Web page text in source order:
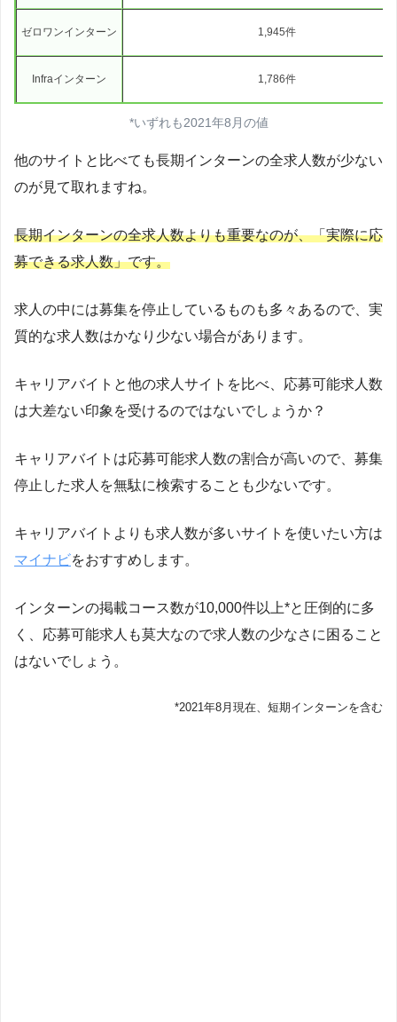
ゼロワンインターン 1,945件
Infraインターン 1,786件
*いずれも2021年8月の値
他のサイトと比べても長期インターンの全求人数が少ない
のが見て取れますね。
長期インターンの全求人数よりも重要なのが、「実際に応
募できる求人数」です。
求人の中には募集を停止しているものも多々あるので、実
質的な求人数はかなり少ない場合があります。
キャリアバイトと他の求人サイトを比べ、応募可能求人数
は大差ない印象を受けるのではないでしょうか？
キャリアバイトは応募可能求人数の割合が高いので、募集
停止した求人を無駄に検索することも少ないです。
キャリアバイトよりも求人数が多いサイトを使いたい方は
マイナビをおすすめします。
インターンの掲載コース数が10,000件以上*と圧倒的に多
く、応募可能求人も莫大なので求人数の少なさに困ること
はないでしょう。
*2021年8月現在、短期インターンを含む